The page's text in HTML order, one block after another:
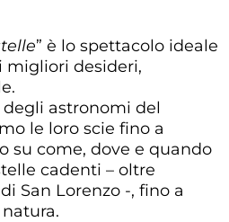
” è lo spettacolo ideale
migliori desideri,
astronomi del
le loro scie fino a
su come, dove e quando
cadenti – oltre
San Lorenzo -, fino a